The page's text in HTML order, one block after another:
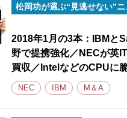
松岡功が選ぶ“見逃せない”ニ
2018年1月の3本：IBMと
野で提携強化／NECが英
買収／IntelなどのCPUに
NEC IBM M＆A